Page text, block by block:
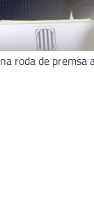
roda de premsa